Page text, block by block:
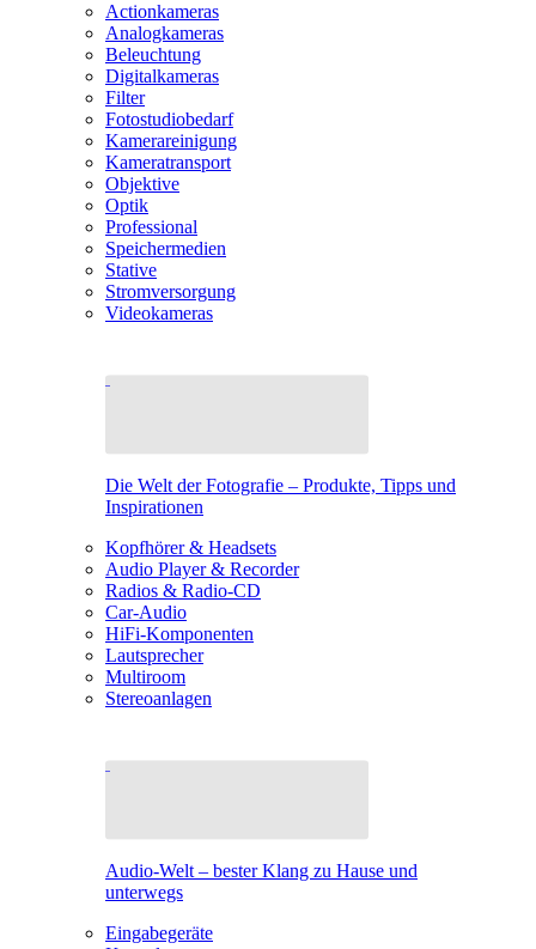
Actionkameras
Analogkameras
Beleuchtung
Digitalkameras
Filter
Fotostudiobedarf
Kamerareinigung
Kameratransport
Objektive
Optik
Professional
Speichermedien
Stative
Stromversorgung
Videokameras
Die Welt der Fotografie – Produkte, Tipps und
Inspirationen
Kopfhörer & Headsets
Audio Player & Recorder
Radios & Radio-CD
Car-Audio
HiFi-Komponenten
Lautsprecher
Multiroom
Stereoanlagen
Audio-Welt – bester Klang zu Hause und
unterwegs
Eingabegeräte